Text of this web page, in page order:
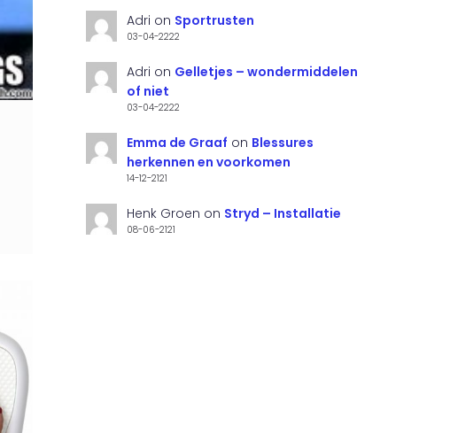
Adri on Sportrusten
03-04-2222
Adri on Gelletjes – wondermiddelen
of niet
03-04-2222
Emma de Graaf on Blessures
herkennen en voorkomen
14-12-2121
Henk Groen on Stryd – Installatie
08-06-2121